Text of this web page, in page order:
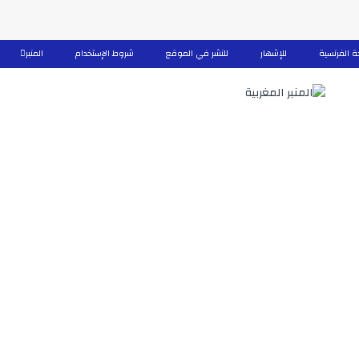
المنبر شروط الإستخدام للنشر في الموقع للإشهار الفرنسية